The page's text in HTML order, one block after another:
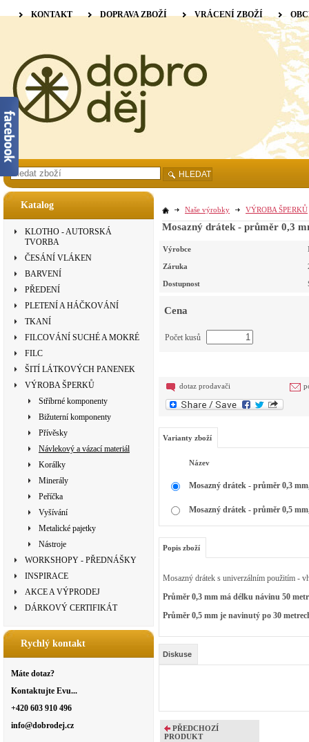
Katalog
KLOTHO - AUTORSKÁ
TVORBA
ČESÁNÍ VLÁKEN
BARVENÍ
PŘEDENÍ
PLETENÍ A HÁČKOVÁNÍ
TKANÍ
FILCOVÁNÍ SUCHÉ A MOKRÉ
FILC
ŠITÍ LÁTKOVÝCH PANENEK
VÝROBA ŠPERKŮ
Stříbrné komponenty
Bižuterní komponenty
Přívěsky
Návlekový a vázací materiál
Korálky
Minerály
Peříčka
Vyšívání
Metalické pajetky
Nástroje
WORKSHOPY - PŘEDNÁŠKY
INSPIRACE
AKCE A VÝPRODEJ
DÁRKOVÝ CERTIFIKÁT
Rychlý kontakt
Máte dotaz?
Kontaktujte Evu...
+420 603 910 496
info@dobrodej.cz
Naše výrobky VÝROBA ŠPERKŮ
Mosazný drátek - průměr 0,3
Výrobce
Záruka
Dostupnost
Cena
Počet kusů
dotaz prodavači
Varianty zboží
Název
Mosazný drátek - průměr 0,3
Mosazný drátek - průměr 0,5
Popis zboží
Mosazný drátek s univerzálním použitím -
Průměr 0,3 mm má délku návinu 50
Průměr 0,5 mm je navinutý po 30
Diskuse
PŘEDCHOZÍ
PRODUKT
KONTAKT DOPRAVA ZBOŽÍ VRÁCENÍ ZBOŽÍ
HLEDAT